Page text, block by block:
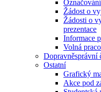
Žádost o
Žádosti o
prezentace
Informace
Volná
Dopravněsprávní
Ostatní
Grafický
Akce pod